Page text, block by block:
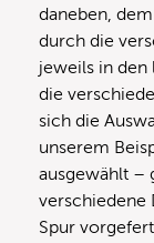
daneben,
durch die
jeweils in den
die
sich die
unserem
ausgewählt –
verschiedene
Spur